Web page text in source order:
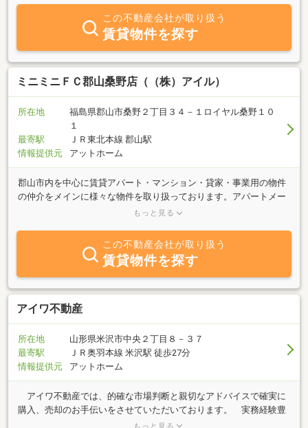
大丈夫です） ◆古家の残っている土地をそのまま売買したい！！
◆家の中に残置物が残りっぱなしで困っている！！◆相続等により
取得した土地をどうしたら良いかわからない！！◆周囲の方に秘密
で自宅売却をしたい！ など・・・ご相談はお気軽に♪ ■茨城県の
物件は・・・アイム不動産株式会社 つくばみらい支店 〒300-
2307 茨城県つくばみらい市板橋2844-159TEL：0297－38－
6231 FAX：0297－38－6232■郡山の物件は・・・アイム不動産株
式会社 郡山支店〒963-0551 郡山市喜久田町字菖蒲池21番地26-
101号TEL：024-973-5561 FAX：024-973-5562■宮城県の物件
は・・・アイム不動産株式会社 仙台支店〒983-0031 仙台市宮城
野区小鶴1丁目21-15-105TEL：022-352-3236 FAX：022-352-3237
この不動産会社が取り扱う
賃貸物件を探す
ミニミニＦＣ郡山桑野店（（株）アイル）
所在地
福島県郡山市桑野２丁目３４－１ロイヤル桑野１０
１
最寄駅
ＪＲ東北本線 郡山駅
情報提供元
アットホーム
郡山市内を中心に賃貸アパート・マンション・貸家・事業用の物件
の仲介をメインに様々な物件を取り扱っております。アパートメー
カー等他社様からの情報提供により、郡山市内のほとんどの物件を
学生様のお部屋探しもミニミニでお手伝いいたします。国道４９号
線沿い、ビデオ1さん向いの映える赤の看板に〔minimini〕と可愛い
うさぎのロゴが目印です。どうぞ、お気軽にご連絡下さい。御来
店、スタッフ一同心よりお待ちしております。
もっと見る
この不動産会社が取り扱う
賃貸物件を探す
アイワ不動産
所在地
山形県米沢市中央２丁目８－３７
最寄駅
ＪＲ奥羽本線 米沢駅 徒歩27分
情報提供元
アットホーム
アイワ不動産では、的確な市場判断と親切なアドバイスで確実に
購入、売却のお手伝いをさせていただいております。 実務経験豊
富な女性スタッフが、丁寧にお客様の相談をお聞きします！ 不動